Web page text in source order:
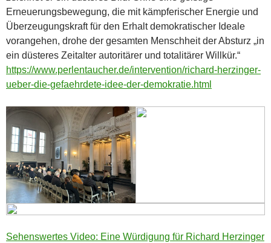
Erneuerungsbewegung, die mit kämpferischer Energie und
Überzeugungskraft für den Erhalt demokratischer Ideale
vorangehen, drohe der gesamten Menschheit der Absturz „in
ein düsteres Zeitalter autoritärer und totalitärer Willkür.“
https://www.perlentaucher.de/intervention/richard-herzinger-
ueber-die-gefaehrdete-idee-der-demokratie.html
Sehenswertes Video: Eine Würdigung für Richard Herzinger